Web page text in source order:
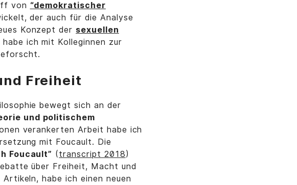
von “demokratischer
der auch für die Analyse
Konzept der sexuellen
ich mit Kolleginnen zur
Freiheit
bewegt sich an der
und politischem
verankerten Arbeit habe ich
mit Foucault. Die
Foucault” (transcript 2018)
über Freiheit, Macht und
habe ich einen neuen